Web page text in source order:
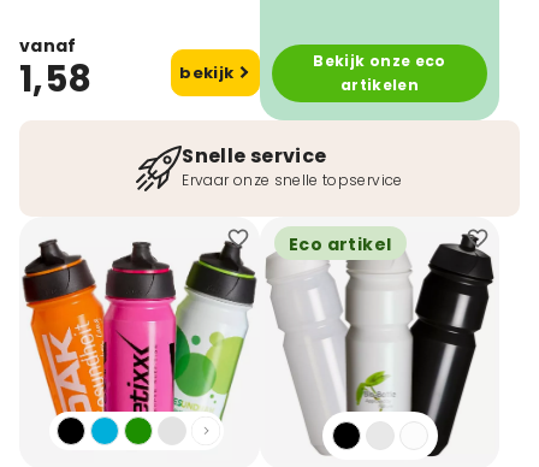
vanaf
1,58 bekijk
Bekijk onze eco
artikelen
Snelle service
Ervaar onze snelle topservice
Eco artikel